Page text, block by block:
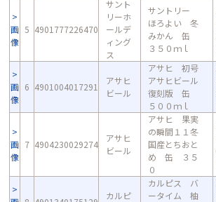
画
像
5 4901777226470
サント
リーホ
ールデ
ィング
ス
サントリー
ほろよい 冬
みかん 缶
３５０ｍｌ
画
像
6 4901004017291
アサヒ
ビール
アサヒ 初号
アサヒビール
復刻版 缶
５００ｍｌ
画
像
7 4904230029274
アサヒ
ビール
アサヒ 果実
の瞬間１１冬
国産とちおと
め 缶 ３５
０
カルピ
カルピス バ
ータイム 柚